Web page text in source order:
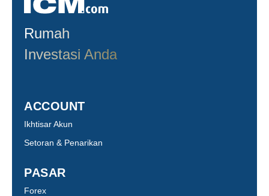
Rumah
Investasi Anda
ACCOUNT
Ikhtisar Akun
Setoran & Penarikan
PASAR
Forex